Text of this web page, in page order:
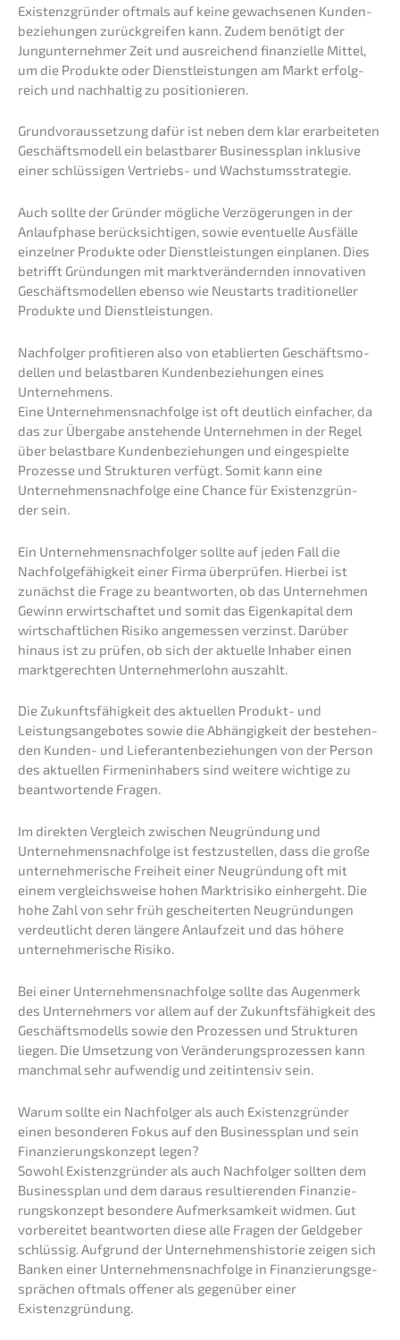
Existenz­grün­der oftmals auf keine gewach­se­nen Kunden­
be­zie­hun­gen zurück­grei­fen kann. Zudem benötigt der
Jungun­ter­neh­mer Zeit und ausrei­chend finan­zi­el­le Mittel,
um die Produk­te oder Dienst­leis­tun­gen am Markt erfolg­
reich und nachhal­tig zu positionieren.
Grund­vor­aus­set­zung dafür ist neben dem klar erarbei­te­ten
Geschäfts­mo­dell ein belast­ba­rer Business­plan inklu­si­ve
einer schlüs­si­gen Vertriebs- und Wachstumsstrategie.
Auch sollte der Gründer mögli­che Verzö­ge­run­gen in der
Anlauf­pha­se berück­sich­ti­gen, sowie eventu­el­le Ausfäl­le
einzel­ner Produk­te oder Dienst­leis­tun­gen einpla­nen. Dies
betrifft Gründun­gen mit markt­ver­än­dern­den innova­ti­ven
Geschäfts­mo­del­len ebenso wie Neustarts tradi­tio­nel­ler
Produk­te und Dienstleistungen.
Nachfol­ger profi­tie­ren also von etablier­ten Geschäfts­mo­
del­len und belast­ba­ren Kunden­be­zie­hun­gen eines
Unternehmens.
Eine Unternehmens­nachfolge ist oft deutlich einfa­cher, da
das zur Überga­be anste­hen­de Unter­neh­men in der Regel
über belast­ba­re Kunden­be­zie­hun­gen und einge­spiel­te
Prozes­se und Struk­tu­ren verfügt. Somit kann eine
Unternehmens­nachfolge eine Chance für Existenz­grün­
der sein.
Ein Unter­neh­mens­nach­fol­ger sollte auf jeden Fall die
Nachfol­ge­fä­hig­keit einer Firma überprü­fen. Hierbei ist
zunächst die Frage zu beant­wor­ten, ob das Unter­neh­men
Gewinn erwirt­schaf­tet und somit das Eigen­ka­pi­tal dem
wirtschaft­li­chen Risiko angemes­sen verzinst. Darüber
hinaus ist zu prüfen, ob sich der aktuel­le Inhaber einen
markt­ge­rech­ten Unter­neh­mer­lohn auszahlt.
Die Zukunfts­fä­hig­keit des aktuel­len Produkt- und
Leistungs­an­ge­bo­tes sowie die Abhän­gig­keit der bestehen­
den Kunden- und Liefe­ran­ten­be­zie­hun­gen von der Person
des aktuel­len Firmen­in­ha­bers sind weite­re wichti­ge zu
beant­wor­ten­de Fragen.
Im direk­ten Vergleich zwischen Neugrün­dung und
Unternehmens­nachfolge ist festzu­stel­len, dass die große
unter­neh­me­ri­sche Freiheit einer Neugrün­dung oft mit
einem vergleichs­wei­se hohen Markt­ri­si­ko einher­geht. Die
hohe Zahl von sehr früh geschei­ter­ten Neugrün­dun­gen
verdeut­licht deren länge­re Anlauf­zeit und das höhere
unter­neh­me­ri­sche Risiko.
Bei einer Unternehmens­nachfolge sollte das Augen­merk
des Unter­neh­mers vor allem auf der Zukunfts­fä­hig­keit des
Geschäfts­mo­dells sowie den Prozes­sen und Struk­tu­ren
liegen. Die Umset­zung von Verän­de­rungs­pro­zes­sen kann
manch­mal sehr aufwen­dig und zeitin­ten­siv sein.
Warum sollte ein Nachfol­ger als auch Existenz­grün­der
einen beson­de­ren Fokus auf den Business­plan und sein
Finan­zie­rungs­kon­zept legen?
Sowohl Existenz­grün­der als auch Nachfol­ger sollten dem
Business­plan und dem daraus resul­tie­ren­den Finan­zie­
rungs­kon­zept beson­de­re Aufmerk­sam­keit widmen. Gut
vorbe­rei­tet beant­wor­ten diese alle Fragen der Geldge­ber
schlüs­sig. Aufgrund der Unter­neh­mens­his­to­rie zeigen sich
Banken einer Unternehmens­nachfolge in Finan­zie­rungs­ge­
sprä­chen oftmals offener als gegen­über einer
Existenzgründung.